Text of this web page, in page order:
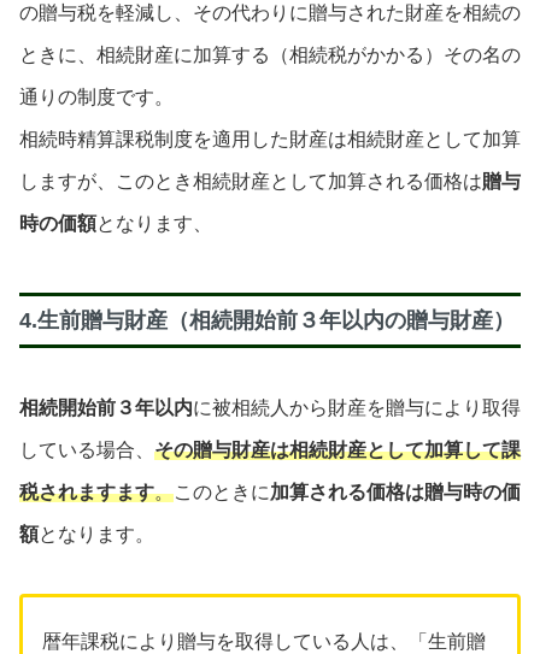
の贈与税を軽減し、その代わりに贈与された財産を相続の
ときに、相続財産に加算する（相続税がかかる）その名の
通りの制度です。
相続時精算課税制度を適用した財産は相続財産として加算
しますが、このとき相続財産として加算される価格は贈与
時の価額となります、
4.生前贈与財産（相続開始前３年以内の贈与財産）
相続開始前３年以内に被相続人から財産を贈与により取得
している場合、 その贈与財産は相続財産として加算して課
税されますます。このときに加算される価格は贈与時の価
額となります。
暦年課税により贈与を取得している人は、「生前贈